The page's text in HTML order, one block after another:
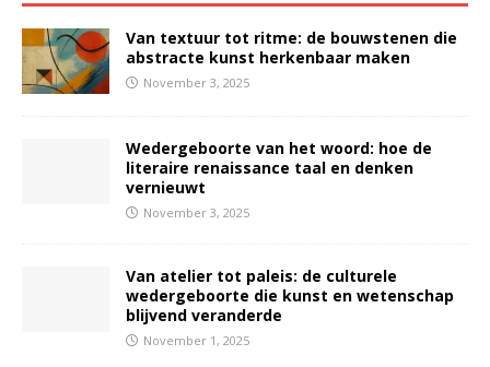
Van textuur tot ritme: de bouwstenen die
abstracte kunst herkenbaar maken
November 3, 2025
Wedergeboorte van het woord: hoe de
literaire renaissance taal en denken
vernieuwt
November 3, 2025
Van atelier tot paleis: de culturele
wedergeboorte die kunst en wetenschap
blijvend veranderde
November 1, 2025